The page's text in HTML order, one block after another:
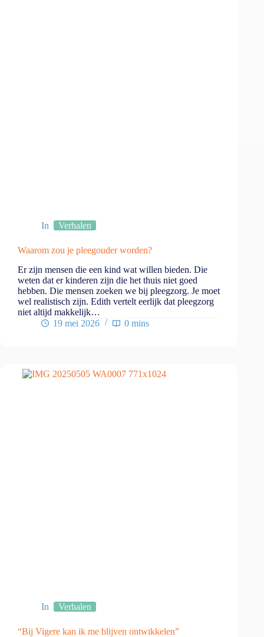
In Verhalen
Waarom zou je pleegouder worden?
Er zijn mensen die een kind wat willen bieden. Die
weten dat er kinderen zijn die het thuis niet goed
hebben. Die mensen zoeken we bij pleegzorg. Je moet
wel realistisch zijn. Edith vertelt eerlijk dat pleegzorg
niet altijd makkelijk…
19 mei 2026
0 mins
In Verhalen
“Bij Vigere kan ik me blijven ontwikkelen”